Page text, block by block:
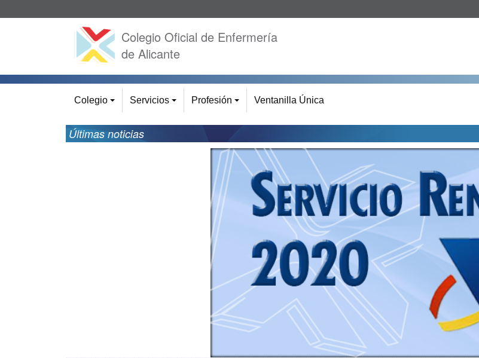
Colegio Oficial de Enfermería
de Alicante
Colegio Servicios Profesión Ventanilla Única
Últimas noticias